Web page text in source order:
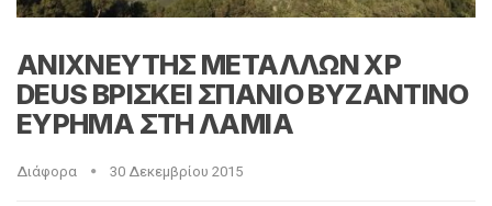
ΑΝΙΧΝΕΥΤΗΣ ΜΕΤΑΛΛΩΝ XP
DEUS ΒΡΙΣΚΕΙ ΣΠΑΝΙΟ ΒΥΖΑΝΤΙΝΟ
ΕΥΡΗΜΑ ΣΤΗ ΛΑΜΙΑ
Διάφορα 30 Δεκεμβρίου 2015